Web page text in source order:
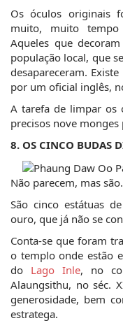
Os óculos originais
muito, muito
Aqueles que
população local, que
desapareceram.
por um oficial inglês,
A tarefa de limpar os
precisos nove monges
8. OS CINCO BUDAS
Não parecem, mas são.
São cinco estátuas
ouro, que já não se
Conta-se que foram
o templo onde estão
do Lago Inle, no
Alaungsithu, no séc.
generosidade, bem
estratega.